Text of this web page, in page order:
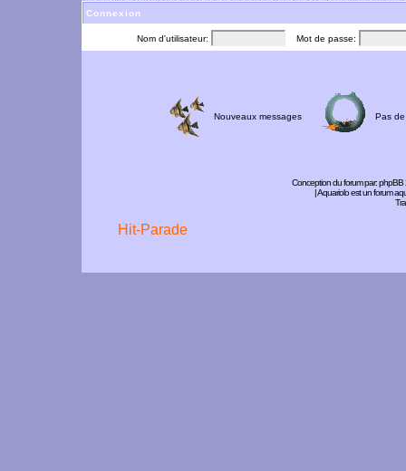
Connexion
Nom d'utilisateur: Mot de passe:
Nouveaux messages Pas
Conception du forum par:phpBB
| Aquariolo est un forum